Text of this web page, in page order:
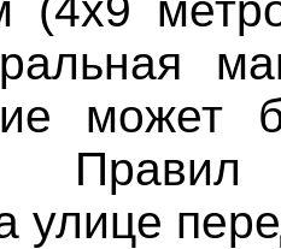
может
Правил
улице